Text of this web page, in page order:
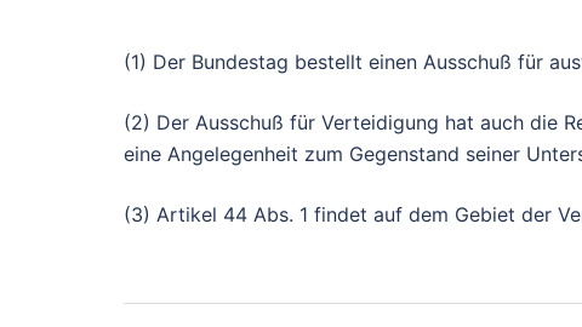
(1) Der Bundestag bestellt einen Ausschuß für
(2) Der Ausschuß für Verteidigung hat auch die
eine Angelegenheit zum Gegenstand seiner
(3) Artikel 44 Abs. 1 findet auf dem Gebiet der